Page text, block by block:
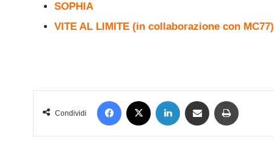
SOPHIA
VITE AL LIMITE (in collaborazione con MC77)
Condividi
Facebook LinkedIn Condividi via mail